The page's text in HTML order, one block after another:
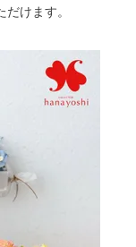
けます。